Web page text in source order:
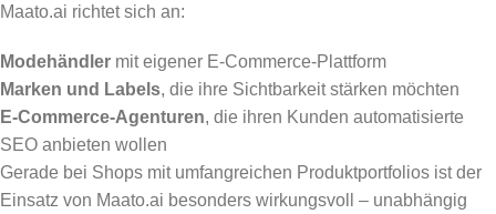
Maato.ai richtet sich an:
Modehändler mit eigener E-Commerce-Plattform
Marken und Labels, die ihre Sichtbarkeit stärken möchten
E-Commerce-Agenturen, die ihren Kunden automatisierte
SEO anbieten wollen
Gerade bei Shops mit umfangreichen Produktportfolios ist der
Einsatz von Maato.ai besonders wirkungsvoll – unabhängig